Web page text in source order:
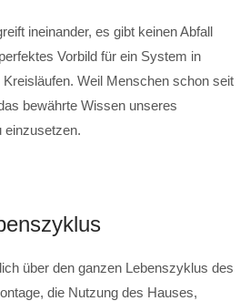
ineinander, es gibt keinen Abfall
Vorbild für ein System in
Weil Menschen schon seit
bewährte Wissen unseres
einzusetzen.
über den ganzen Lebenszyklus des
die Nutzung des Hauses,